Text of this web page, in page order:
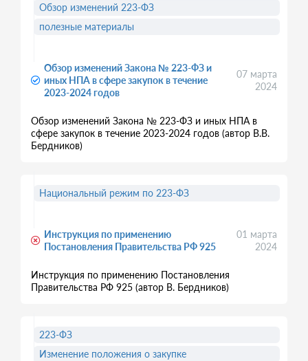
Обзор изменений Закона № 223-ФЗ и
иных НПА в сфере закупок в течение
2023-2024 годов
07 марта
2024
Обзор изменений Закона № 223-ФЗ и иных НПА в
сфере закупок в течение 2023-2024 годов (автор В.В.
Бердников)
Обзор изменений 223-ФЗ
полезные материалы
Инструкция по применению
Постановления Правительства РФ 925
01 марта
2024
Инструкция по применению Постановления
Правительства РФ 925 (автор В. Бердников)
Национальный режим по 223-ФЗ
223-ФЗ
Изменение положения о закупке